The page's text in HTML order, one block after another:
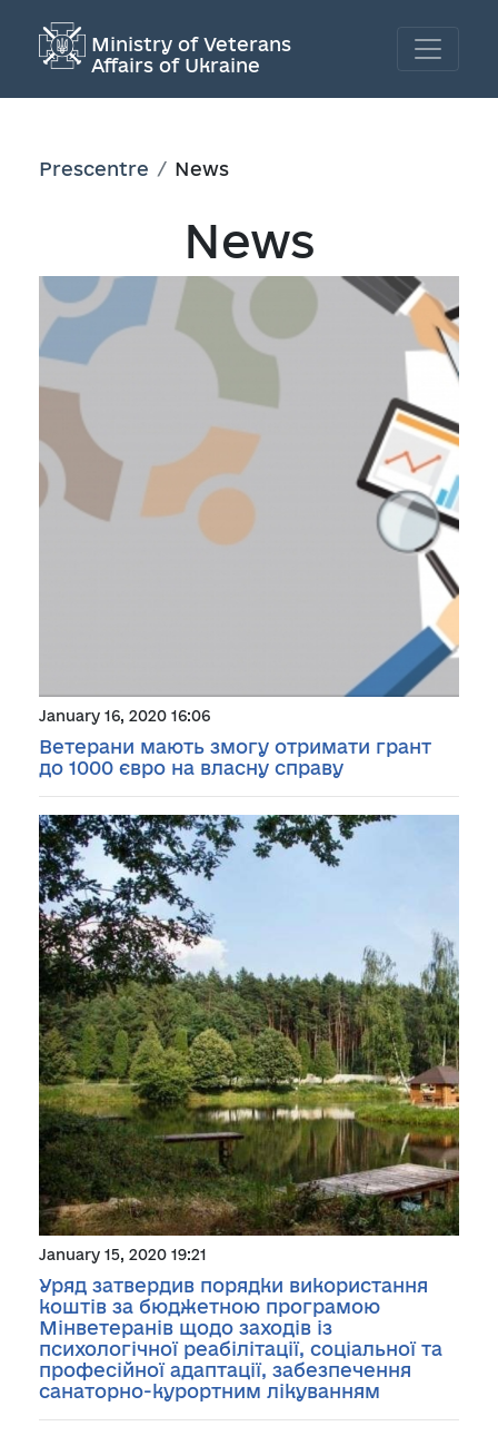
Ministry of Veterans
Affairs of Ukraine
Prescentre News
News
January 16, 2020 16:06
Ветерани мають змогу отримати грант
до 1000 євро на власну справу
January 15, 2020 19:21
Уряд затвердив порядки використання
коштів за бюджетною програмою
Мінветеранів щодо заходів із
психологічної реабілітації, соціальної та
професійної адаптації, забезпечення
санаторно-курортним лікуванням